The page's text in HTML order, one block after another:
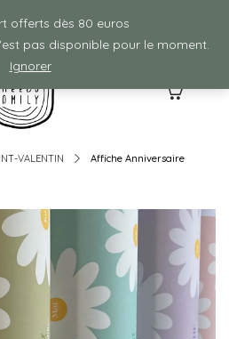
à partir de 80€ d'achat :)
VALENTIN
Affiche Anniversaire
offerts dès 80 euros
pas disponible pour le moment.
Ignorer